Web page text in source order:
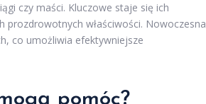
czy maści. Kluczowe staje się ich
prozdrowotnych właściwości. Nowoczesna
co umożliwia efektywniejsze
pomóc?